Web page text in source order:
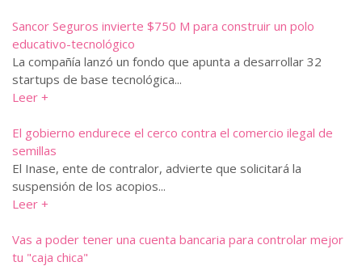
Sancor Seguros invierte $750 M para construir un polo
educativo-tecnológico
La compañía lanzó un fondo que apunta a desarrollar 32
startups de base tecnológica...
Leer +
El gobierno endurece el cerco contra el comercio ilegal de
semillas
El Inase, ente de contralor, advierte que solicitará la
suspensión de los acopios...
Leer +
Vas a poder tener una cuenta bancaria para controlar mejor
tu "caja chica"